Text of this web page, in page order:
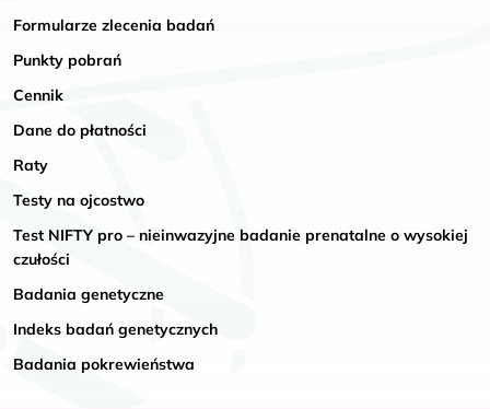
Formularze zlecenia badań
Punkty pobrań
Cennik
Dane do płatności
Raty
Testy na ojcostwo
Test NIFTY pro – nieinwazyjne badanie prenatalne o wysokiej
czułości
Badania genetyczne
Indeks badań genetycznych
Badania pokrewieństwa